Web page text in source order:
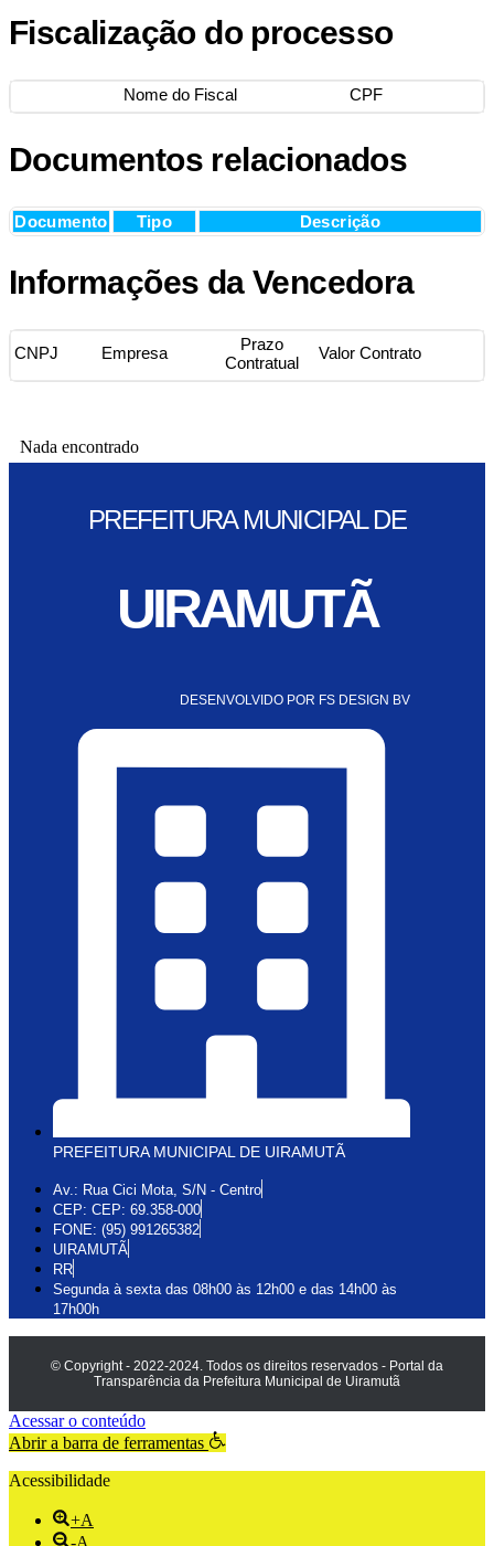
Fiscalização do processo
Nome do Fiscal CPF
Documentos relacionados
Documento Tipo Descrição
Informações da Vencedora
CNPJ Empresa
Prazo
Contratual
Valor Contrato
Nada encontrado
PREFEITURA MUNICIPAL DE
UIRAMUTÃ
DESENVOLVIDO POR FS DESIGN BV
PREFEITURA MUNICIPAL DE UIRAMUTÃ
Av.: Rua Cici Mota, S/N - Centro
CEP: CEP: 69.358-000
FONE: (95) 991265382
UIRAMUTÃ
RR
Segunda à sexta das 08h00 às 12h00 e das 14h00 às
17h00h
© Copyright - 2022-2024. Todos os direitos reservados - Portal da
Transparência da Prefeitura Municipal de Uiramutã
Acessar o conteúdo
Abrir a barra de ferramentas
Acessibilidade
+A
-A